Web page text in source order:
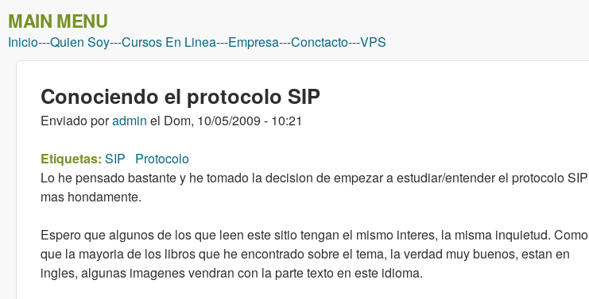
MAIN MENU
Inicio---Quien Soy---Cursos En Linea---Empresa---Conctacto---VPS
Conociendo el protocolo SIP
Enviado poradmin el Dom, 10/05/2009 - 10:21
Etiquetas: SIP
Protocolo
Lo he pensado bastante y he tomado la decision de empezar a estudiar/entender el protocolo SIP
mas hondamente.
Espero que algunos de los que leen este sitio tengan el mismo interes, la misma inquietud. Como
que la mayoria de los libros que he encontrado sobre el tema, la verdad muy buenos, estan en
ingles, algunas imagenes vendran con la parte texto en este idioma.